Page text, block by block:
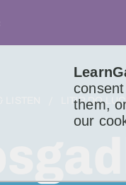
them,
our
LITIR DO